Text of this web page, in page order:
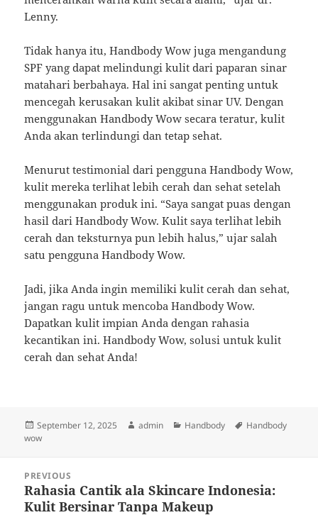
Lenny.
Tidak hanya itu, Handbody Wow juga mengandung
SPF yang dapat melindungi kulit dari paparan sinar
matahari berbahaya. Hal ini sangat penting untuk
mencegah kerusakan kulit akibat sinar UV. Dengan
menggunakan Handbody Wow secara teratur, kulit
Anda akan terlindungi dan tetap sehat.
Menurut testimonial dari pengguna Handbody Wow,
kulit mereka terlihat lebih cerah dan sehat setelah
menggunakan produk ini. “Saya sangat puas dengan
hasil dari Handbody Wow. Kulit saya terlihat lebih
cerah dan teksturnya pun lebih halus,” ujar salah
satu pengguna Handbody Wow.
Jadi, jika Anda ingin memiliki kulit cerah dan sehat,
jangan ragu untuk mencoba Handbody Wow.
Dapatkan kulit impian Anda dengan rahasia
kecantikan ini. Handbody Wow, solusi untuk kulit
cerah dan sehat Anda!
Posted
on
September 12, 2025 Author
admin Categories
Handbody Tags
Handbody
wow
navigation
PREVIOUS
Previous
post:
Rahasia Cantik ala Skincare Indonesia:
Kulit Bersinar Tanpa Makeup